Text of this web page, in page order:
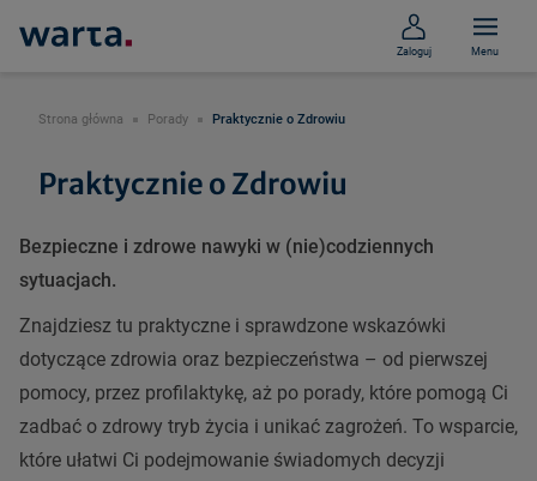
Zaloguj Menu
Strona główna Porady Praktycznie o Zdrowiu
Praktycznie o Zdrowiu
Bezpieczne i zdrowe nawyki w (nie)codziennych
sytuacjach.
Znajdziesz tu praktyczne i sprawdzone wskazówki
dotyczące zdrowia oraz bezpieczeństwa – od pierwszej
pomocy, przez profilaktykę, aż po porady, które pomogą Ci
zadbać o zdrowy tryb życia i unikać zagrożeń. To wsparcie,
które ułatwi Ci podejmowanie świadomych decyzji